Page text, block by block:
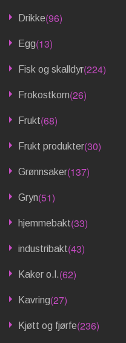
Drikke(96)
Egg(13)
Fisk og skalldyr(224)
Frokostkorn(26)
Frukt(68)
Frukt produkter(30)
Grønnsaker(137)
Gryn(51)
hjemmebakt(33)
industribakt(43)
Kaker o.l.(62)
Kavring(27)
Kjøtt og fjørfe(236)